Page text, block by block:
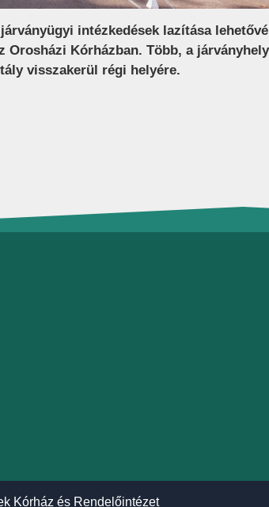
intézkedések lazítása
Orosházi Kórházban. Több, a
visszakerül régi helyére.
Kórház és Rendelőintézet